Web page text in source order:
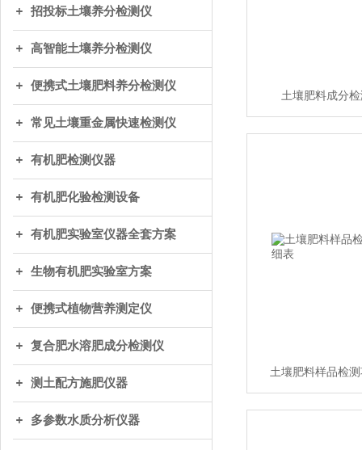
招投标土壤养分检测仪
高智能土壤养分检测仪
便携式土壤肥料养分检测仪
常见土壤重金属快速检测仪
有机肥检测仪器
有机肥化验检测设备
有机肥实验室仪器全套方案
生物有机肥实验室方案
便携式植物营养测定仪
复合肥水溶肥成分检测仪
测土配方施肥仪器
多参数水质分析仪器
土壤肥料成分
土壤肥料样品检